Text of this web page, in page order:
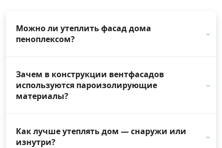
Можно ли утеплить фасад дома
пеноплексом?
Зачем в конструкции вентфасадов
используются пароизолирующие
материалы?
Как лучше утеплять дом — снаружи или
изнутри?